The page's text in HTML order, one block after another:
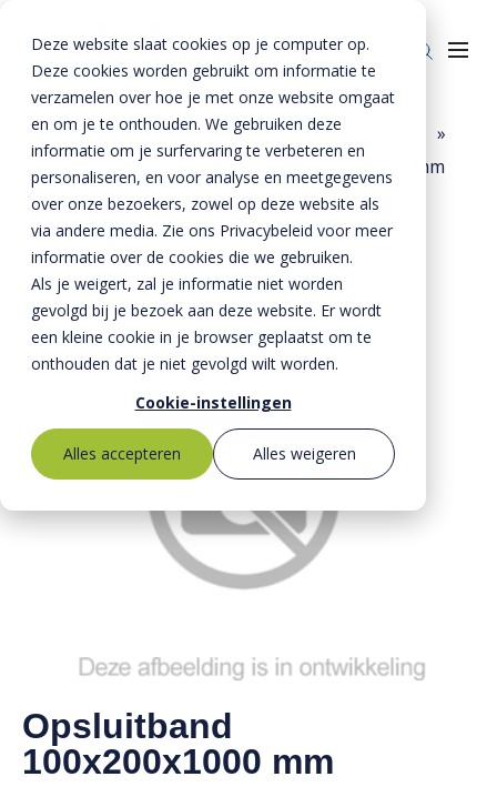
Deze website slaat cookies op je computer op.
Deze cookies worden gebruikt om informatie te
verzamelen over hoe je met onze website omgaat
en om je te onthouden. We gebruiken deze
informatie om je surfervaring te verbeteren en
personaliseren, en voor analyse en meetgegevens
over onze bezoekers, zowel op deze website als
via andere media. Zie ons Privacybeleid voor meer
informatie over de cookies die we gebruiken.
Als je weigert, zal je informatie niet worden
gevolgd bij je bezoek aan deze website. Er wordt
een kleine cookie in je browser geplaatst om te
onthouden dat je niet gevolgd wilt worden.
Cookie-instellingen
Alles accepteren
Alles weigeren
Bestekservice
Producten
Riolering
Bestrating
Oplossingen
BTE Groep
Onze verhalen
Over ons
MVO
Kernwaarden
Mission statement
Dieseltoeslag
Home »Producten » Bestrating »
»
Opsluitbanden
Opsluitband 100x200x1000 mm
Opsluitband
100x200x1000 mm